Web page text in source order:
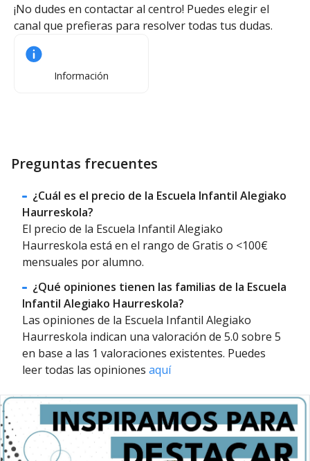
¡No dudes en contactar al centro! Puedes elegir el
canal que prefieras para resolver todas tus dudas.
Información
Preguntas frecuentes
¿Cuál es el precio de la Escuela Infantil Alegiako
Haurreskola?
El precio de la Escuela Infantil Alegiako
Haurreskola está en el rango de Gratis o <100€
mensuales por alumno.
¿Qué opiniones tienen las familias de la Escuela
Infantil Alegiako Haurreskola?
Las opiniones de la Escuela Infantil Alegiako
Haurreskola indican una valoración de 5.0 sobre 5
en base a las 1 valoraciones existentes. Puedes
leer todas las opiniones aquí